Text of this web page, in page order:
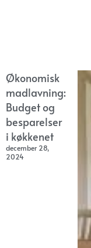
Økonomisk
madlavning:
Budget og
besparelser
i køkkenet
december 28,
2024